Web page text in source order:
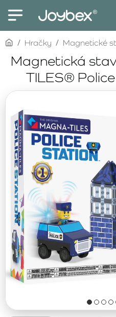
Magnetická
TILES®
homeHračky Magnetické